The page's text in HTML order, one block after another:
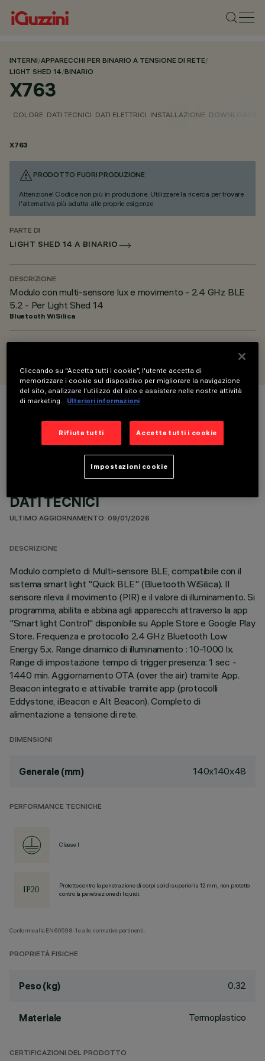
INTERNI/APPARECCHI PER BINARIO A TENSIONE DI RETE/
LIGHT SHED 14/BINARIO
X763
COLORE DATI TECNICI DATI ELETTRICI INSTALLAZIONE DOWNLOADS
X763
PRODOTTO FUORI PRODUZIONE
Attenzione! Codice non più in produzione. Utilizzare la ricerca per trovare
l'alternativa più adatta alle proprie esigenze.
PARTE DI
LIGHT SHED 14 A BINARIO
DESCRIZIONE
Modulo con multi-sensore lux e movimento - 2.4 GHz BLE
5.2 - Per Light Shed 14
Bluetooth WiSilica
DATI TECNICI
ULTIMO AGGIORNAMENTO: 09/01/2026
DESCRIZIONE
Modulo completo di Multi-sensore BLE, compatibile con il
sistema smart light "Quick BLE" (Bluetooth WiSilica). Il
sensore rileva il movimento (PIR) e il valore di illuminamento. Si
programma, abilita e abbina agli apparecchi attraverso la app
"Smart light Control" disponibile su Apple Store e Google Play
Store. Frequenza e protocollo 2.4 GHz Bluetooth Low
Energy 5.x. Range dinamico di illuminamento : 10-1000 lx.
Range di impostazione tempo di trigger presenza: 1 sec -
1440 min. Aggiornamento OTA (over the air) tramite App.
Beacon integrato e attivabile tramite app (protocolli
Eddystone, iBeacon e Alt Beacon). Completo di
alimentazione a tensione di rete.
DIMENSIONI
Generale (mm) 140x140x48
PERFORMANCE TECNICHE
Classe I
Protetto contro la penetrazione di corpi solidi superiori a 12 mm, non protetto
contro la penetrazione di liquidi.
Conforme alla EN60598-1 e alle normative pertinenti.
PROPRIETÀ FISICHE
Peso (kg) 0.32
Materiale Termoplastico
CERTIFICAZIONI DEL PRODOTTO
Cliccando su “Accetta tutti i cookie”, l'utente accetta di
memorizzare i cookie sul dispositivo per migliorare la navigazione
del sito, analizzare l'utilizzo del sito e assistere nelle nostre attività
di marketing.
Ulteriori informazioni
Rifiuta tutti Accetta tutti i cookie
Impostazioni cookie